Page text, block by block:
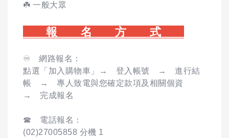
☘️ 一般大眾
報 名 方 式
♾️ 網路報名：
點選「加入購物車」→ 登入帳號 → 進行結
帳 → 專人致電與您確定款項及相關個資
→ 完成報名
☎ 電話報名：
(02)27005858 分機 1